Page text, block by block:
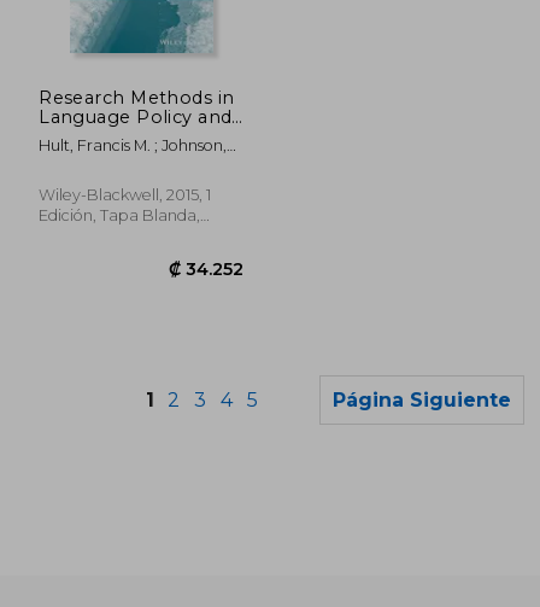
Research Methods in
Language Policy and
Planning: A Practical
Guide (Gmlz - Guides
in Language and
Linguistics) (en
Hult, Francis M. ; Johnson,
Wiley-Blackwell, 2015, 1
Edición, Tapa Blanda,
1 2 3 4 5 Página Siguiente